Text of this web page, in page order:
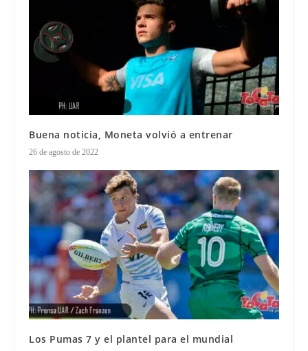
Buena noticia, Moneta volvió a entrenar
26 de agosto de 2022
Los Pumas 7 y el plantel para el mundial